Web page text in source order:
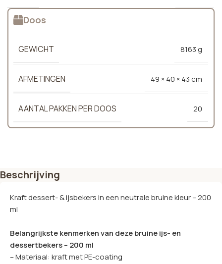
Doos
GEWICHT 8163 g
AFMETINGEN 49 × 40 × 43 cm
AANTAL PAKKEN PER DOOS 20
Beschrijving
Kraft dessert- & ijsbekers in een neutrale bruine kleur – 200
ml
Belangrijkste kenmerken van deze bruine ijs- en
dessertbekers – 200 ml
– Materiaal: kraft met PE-coating